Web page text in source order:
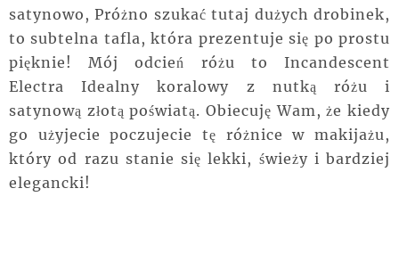
satynowo, Próżno szukać tutaj dużych drobinek,
to subtelna tafla, która prezentuje się po prostu
pięknie! Mój odcień różu to Incandescent
Electra Idealny koralowy z nutką różu i
satynową złotą poświatą. Obiecuję Wam, że kiedy
go użyjecie poczujecie tę różnice w makijażu,
który od razu stanie się lekki, świeży i bardziej
elegancki!